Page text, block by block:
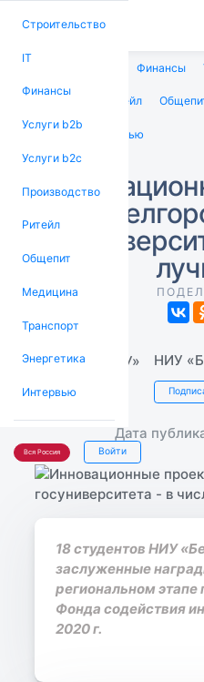
Строительство
IT
Финансы
Услуги b2b
Услуги b2c
Производство
Ритейл
Общепит
Медицина
Транспорт
Энергетика
Интервью
Вся Россия Войти
Финансы
Ритейл
Энергетика Интервью
НИУ
Дата
18 студентов НИУ
заслуженные
региональном
Фонда содействия
2020 г.